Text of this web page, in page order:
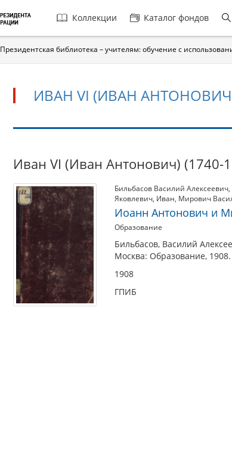
Главная
навигация
Коллекции Каталог фондов
Президентская библиотека – учителям: обучение с
ИВАН VI (ИВАН
Иван
VI
(Иван
Антонович)
Иван VI (Иван Антонович) (1740-
Бильбасов Василий Алексеевич,
Яковлевич, Иван, Мирович
Иоанн Антонович и
Образование
Бильбасов, Василий
Москва: Образование, 1908.
1908
ГПИБ